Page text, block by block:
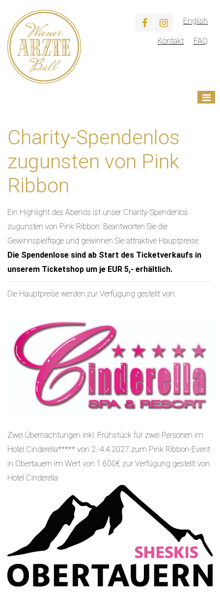
English
Kontakt FAQ
Charity-Spendenlos
zugunsten von Pink
Ribbon
Ein Highlight des Abends ist unser Charity-Spendenlos
zugunsten von Pink Ribbon: Beantworten Sie die
Gewinnspielfrage und gewinnen Sie attraktive Hauptpreise.
Die Spendenlose sind ab Start des Ticketverkaufs in
unserem Ticketshop um je EUR 5,- erhältlich.
Die Hauptpreise werden zur Verfügung gestellt von:
Zwei Übernachtungen inkl. Frühstück für zwei Personen im
Hotel Cinderella***** von 2.-4.4.2027 zum Pink Ribbon-Event
in Obertauern im Wert von 1.600€ zur Verfügung gestellt von
Hotel Cinderella